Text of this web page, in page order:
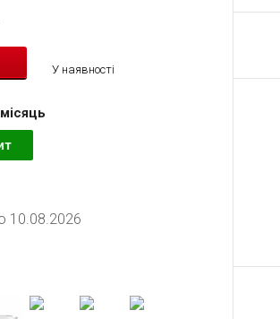
У наявності
10.08.2026